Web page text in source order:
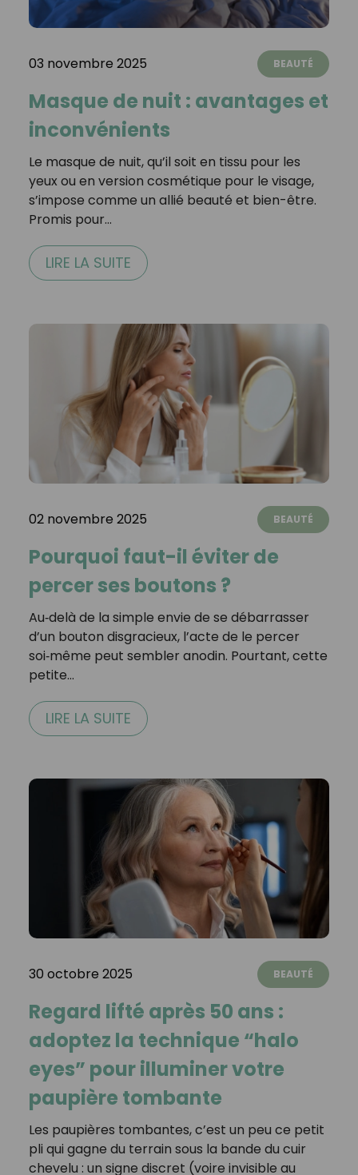
03 novembre 2025 BEAUTÉ
Masque de nuit : avantages et
inconvénients
Le masque de nuit, qu’il soit en tissu pour les
yeux ou en version cosmétique pour le visage,
s’impose comme un allié beauté et bien-être.
Promis pour…
LIRE LA SUITE
02 novembre 2025 BEAUTÉ
Pourquoi faut-il éviter de
percer ses boutons ?
Au‑delà de la simple envie de se débarrasser
d’un bouton disgracieux, l’acte de le percer
soi‑même peut sembler anodin. Pourtant, cette
petite…
LIRE LA SUITE
30 octobre 2025 BEAUTÉ
Regard lifté après 50 ans :
adoptez la technique “halo
eyes” pour illuminer votre
paupière tombante
Les paupières tombantes, c’est un peu ce petit
pli qui gagne du terrain sous la bande du cuir
chevelu : un signe discret (voire invisible au